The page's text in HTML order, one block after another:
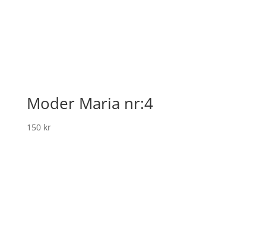
Moder Maria nr:4
150 kr